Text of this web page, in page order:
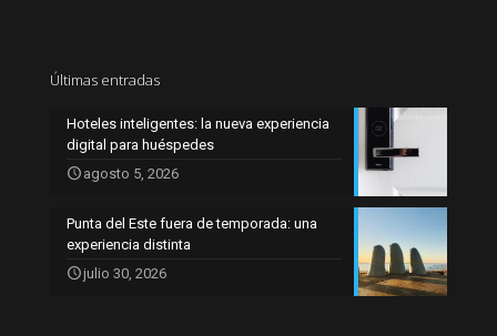
Últimas entradas
Hoteles inteligentes: la nueva experiencia
digital para huéspedes
agosto 5, 2026
Punta del Este fuera de temporada: una
experiencia distinta
julio 30, 2026